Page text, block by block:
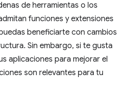
de herramientas o los
funciones y extensiones
beneficiarte con cambios
Sin embargo, si te gusta
aplicaciones para mejorar el
son relevantes para tu